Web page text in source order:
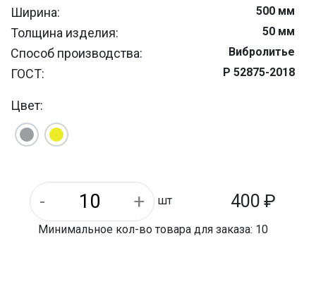
Ширина: 500 мм
Толщина изделия: 50 мм
Способ производства: Вибролитье
ГОСТ: Р 52875-2018
Цвет:
шт 400 ₽
Минимальное кол-во товара для заказа: 10